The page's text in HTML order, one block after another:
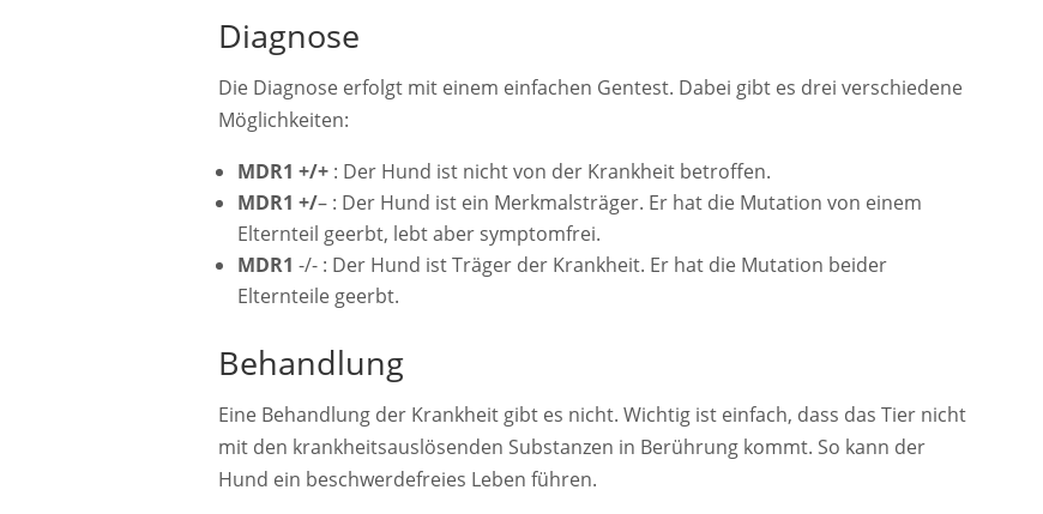
Diagnose
Die Diagnose erfolgt mit einem einfachen Gentest. Dabei gibt es drei verschiedene
Möglichkeiten:
MDR1 +/+ : Der Hund ist nicht von der Krankheit betroffen.
MDR1 +/– : Der Hund ist ein Merkmalsträger. Er hat die Mutation von einem
Elternteil geerbt, lebt aber symptomfrei.
MDR1 -/- : Der Hund ist Träger der Krankheit. Er hat die Mutation beider
Elternteile geerbt.
Behandlung
Eine Behandlung der Krankheit gibt es nicht. Wichtig ist einfach, dass das Tier nicht
mit den krankheitsauslösenden Substanzen in Berührung kommt. So kann der
Hund ein beschwerdefreies Leben führen.